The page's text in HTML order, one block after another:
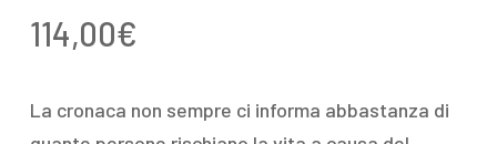
114,00€
La cronaca non sempre ci informa abbastanza di